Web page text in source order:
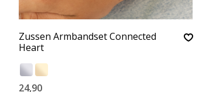
Zussen Armbandset Connected
Heart
24,90